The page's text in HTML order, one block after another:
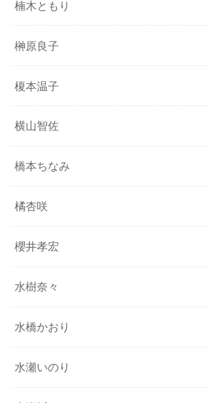
楠木ともり
榊原良子
榎本温子
横山智佐
橋本ちなみ
橘杏咲
櫻井孝宏
水樹奈々
水橋かおり
水瀬いのり